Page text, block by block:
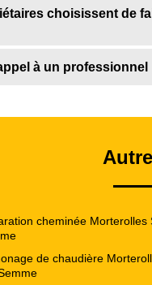
choisissent de
à un professionnel
cheminée Morterolles
de chaudière